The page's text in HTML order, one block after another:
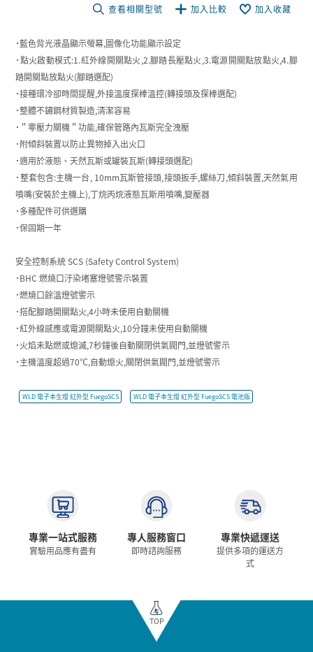
查看相關型號 加入比較 加入收藏
˙藍色背光液晶顯示螢幕,圖像化功能顯示設定
˙點火啟動模式:1.紅外線開關點火,2.腳踏長壓點火,3.電源開關點放點火,4.腳
踏開關點放點火(腳踏選配)
˙接種環冷卻時間提醒,外接溫度探棒溫控(轉接頭及探棒選配)
˙整體不鏽鋼材質製造,清潔容易
˙＂零壓力關機＂功能,確保管路內瓦斯完全洩壓
˙附傾斜裝置以防止異物掉入出火口
˙適用於液態、天然瓦斯或罐裝瓦斯(轉接頭選配)
˙整套包含:主機一台, 10mm瓦斯管接頭,接頭扳手,螺絲刀,傾斜裝置,天然氣用
噴嘴(安裝於主機上),丁烷丙烷液態瓦斯用噴嘴,變壓器
˙多種配件可供選購
˙保固期一年
安全控制系統 SCS (Safety Control System)
˙BHC 燃燒口汙染堵塞燈號警示裝置
˙燃燒口餘溫燈號警示
˙搭配腳踏開關點火,4小時未使用自動關機
˙紅外線感應或電源開關點火,10分鐘未使用自動關機
˙火焰未點燃或熄滅,7秒鐘後自動關閉供氣閥門,並燈號警示
˙主機溫度超過70℃,自動熄火,關閉供氣閥門,並燈號警示
WLD 電子本生燈 紅外型 FuegoSCS WLD 電子本生燈 紅外型 FuegoSCS 電池版
專業一站式服務
實驗用品應有盡有
專人服務窗口
即時諮詢服務
專業快遞運送
提供多項的運送方
式
TOP